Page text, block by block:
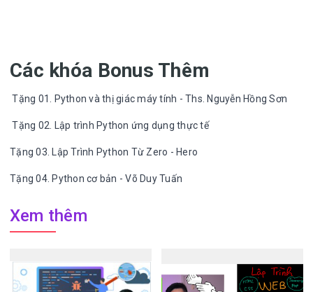
Các khóa Bonus Thêm
Tặng 01. Python và thị giác máy tính - Ths. Nguyễn Hồng Sơn
Tặng 02. Lập trình Python ứng dụng thực tế
Tặng 03. Lập Trình Python Từ Zero - Hero
Tặng 04. Python cơ bản - Võ Duy Tuấn
Xem thêm